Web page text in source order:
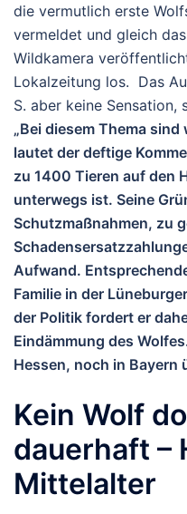
die vermutlich erste
vermeldet und gleich
Wildkamera
Lokalzeitung los. Das
S. aber keine Sensation,
„Bei diesem Thema sind
lautet der deftige
zu 1400 Tieren auf den
unterwegs ist. Seine
Schutzmaßnahmen, zu
Aufwand.
Familie in der
der Politik fordert er
Eindämmung des
Hessen, noch in Bayern
Kein Wolf
dauerhaft –
Mittelalter